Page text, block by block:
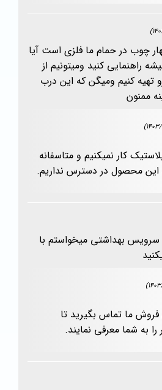
چوب در حمام ما فلزی است آیا
راهنمایی کنید ومیتونیم از
تهیه کنیم ومیگن که این درب
ممنون
کار نمیکنیم و متاسفانه
این محصول در دسترس نداریم.
بهداشتی میخواستم با
فروش ما تماس بگیرید تا
به شما معرفی نمایند.